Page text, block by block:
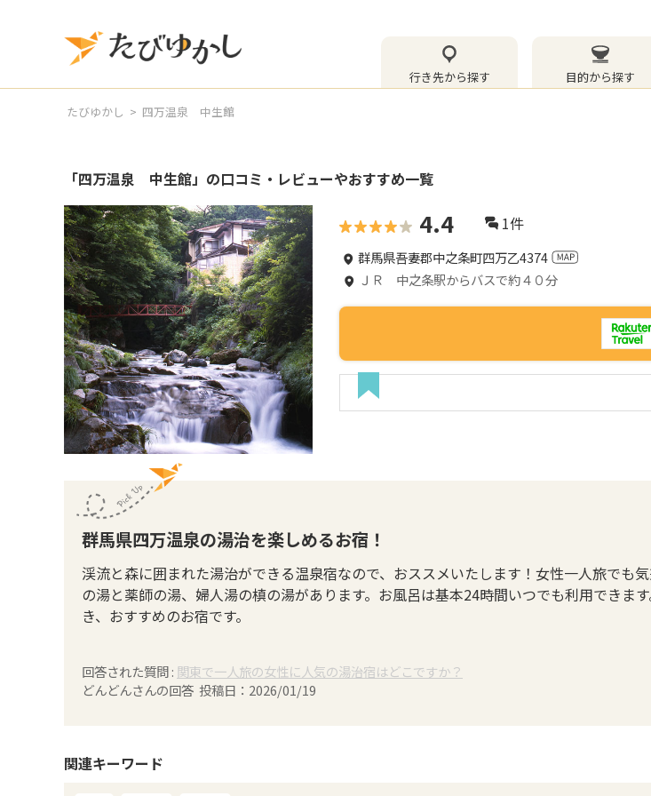
行き先から探す 目的から探す
たびゆかし 四万温泉 中生館
「四万温泉 中生館」の口コミ・レビューやおすすめ一覧
4.4 1件
群馬県吾妻郡中之条町四万乙4374
ＪＲ 中之条駅からバスで約４０分
群馬県四万温泉の湯治を楽しめるお宿！
渓流と森に囲まれた湯治ができる温泉宿なので、おススメいたします！女性一人旅でも
の湯と薬師の湯、婦人湯の槙の湯があります。お風呂は基本24時間いつでも利用できま
き、おすすめのお宿です。
回答された質問 : 関東で一人旅の女性に人気の湯治宿はどこですか？
どんどんさんの回答 投稿日： 2026/01/19
関連キーワード